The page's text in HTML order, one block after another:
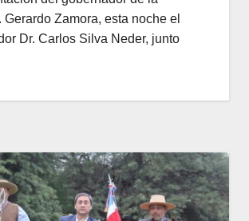
Gerardo Zamora, esta noche el
Dr. Carlos Silva Neder, junto